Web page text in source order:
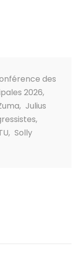
des
2026,
, Julius
,
, Solly